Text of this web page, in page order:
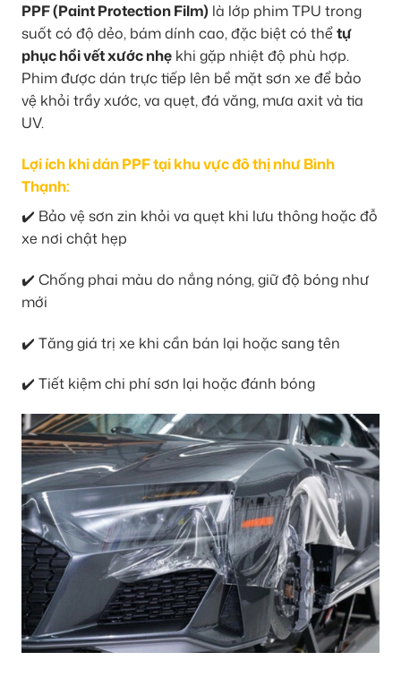
PPF (Paint Protection Film) là lớp phim TPU trong
suốt có độ dẻo, bám dính cao, đặc biệt có thểtự
phục hồi vết xước nhẹ khi gặp nhiệt độ phù hợp.
Phim được dán trực tiếp lên bề mặt sơn xe để bảo
vệ khỏi trầy xước, va quẹt, đá văng, mưa axit và tia
UV.
Lợi ích khi dán PPF tại khu vực đô thị như Bình
Thạnh:
✔️ Bảo vệ sơn zin khỏi va quẹt khi lưu thông hoặc đỗ
xe nơi chật hẹp
✔️ Chống phai màu do nắng nóng, giữ độ bóng như
mới
✔️ Tăng giá trị xe khi cần bán lại hoặc sang tên
✔️ Tiết kiệm chi phí sơn lại hoặc đánh bóng